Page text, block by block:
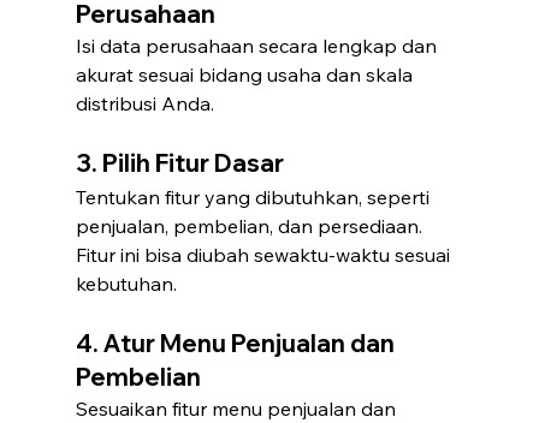
Perusahaan
Isi data perusahaan secara lengkap dan
akurat sesuai bidang usaha dan skala
distribusi Anda.
3. Pilih Fitur Dasar
Tentukan fitur yang dibutuhkan, seperti
penjualan, pembelian, dan persediaan.
Fitur ini bisa diubah sewaktu-waktu sesuai
kebutuhan.
4. Atur Menu Penjualan dan
Pembelian
Sesuaikan fitur menu penjualan dan